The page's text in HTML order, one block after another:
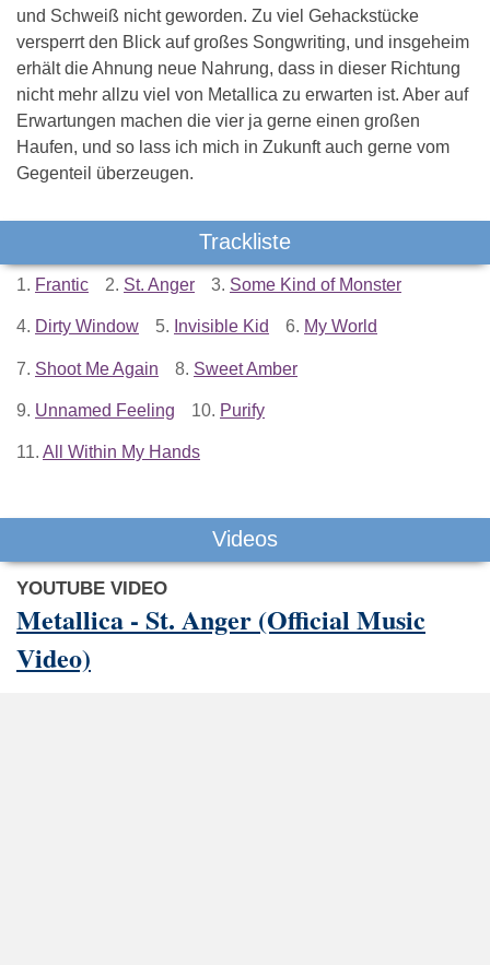
und Schweiß nicht geworden. Zu viel Gehackstücke
versperrt den Blick auf großes Songwriting, und insgeheim
erhält die Ahnung neue Nahrung, dass in dieser Richtung
nicht mehr allzu viel von Metallica zu erwarten ist. Aber auf
Erwartungen machen die vier ja gerne einen großen
Haufen, und so lass ich mich in Zukunft auch gerne vom
Gegenteil überzeugen.
Trackliste
1. Frantic 2. St. Anger 3. Some Kind of Monster
4. Dirty Window 5. Invisible Kid 6. My World
7. Shoot Me Again 8. Sweet Amber
9. Unnamed Feeling 10. Purify
11. All Within My Hands
Videos
YOUTUBE VIDEO
Metallica - St. Anger (Official Music
Video)